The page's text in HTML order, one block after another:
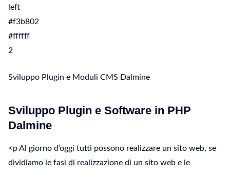
left
#f3b802
#ffffff
2
Sviluppo Plugin e Moduli CMS Dalmine
Sviluppo Plugin e Software in PHP
Dalmine
<p Al giorno d’oggi tutti possono realizzare un sito web, se
dividiamo le fasi di realizzazione di un sito web e le